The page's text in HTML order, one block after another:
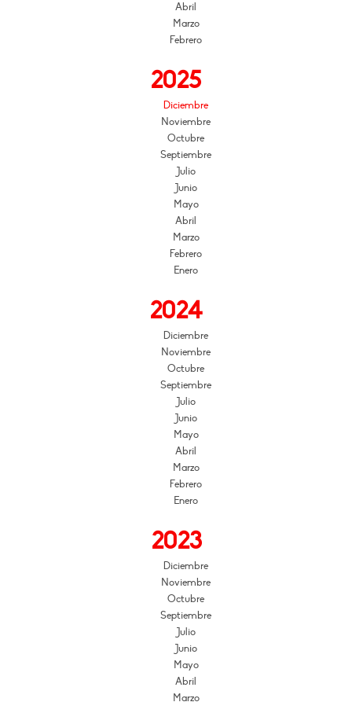
Abril
Marzo
Febrero
2025
Diciembre
Noviembre
Octubre
Septiembre
Julio
Junio
Mayo
Abril
Marzo
Febrero
Enero
2024
Diciembre
Noviembre
Octubre
Septiembre
Julio
Junio
Mayo
Abril
Marzo
Febrero
Enero
2023
Diciembre
Noviembre
Octubre
Septiembre
Julio
Junio
Mayo
Abril
Marzo